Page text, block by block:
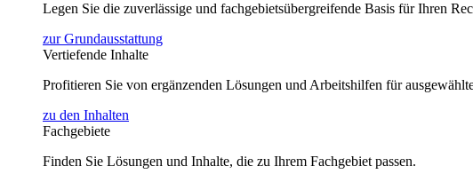
Legen Sie die zuverlässige und fachgebietsübergreifende Basis für Ihren
zur Grundausstattung
Vertiefende Inhalte
Profitieren Sie von ergänzenden Lösungen und Arbeitshilfen für
zu den Inhalten
Fachgebiete
Finden Sie Lösungen und Inhalte, die zu Ihrem Fachgebiet passen.